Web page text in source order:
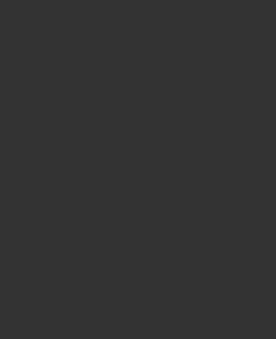
Szekció. Az idős betegek